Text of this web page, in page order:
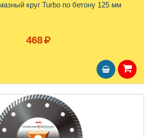
круг Turbo по бетону 125 мм
468